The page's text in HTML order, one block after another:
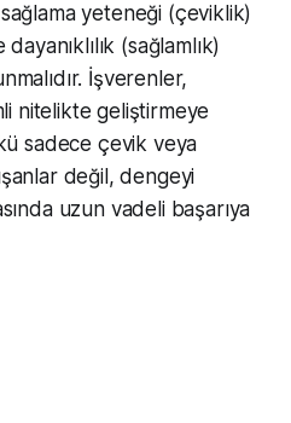
yeteneği (çeviklik)
(sağlamlık)
İşverenler,
nitelikte geliştirmeye
sadece çevik veya
değil, dengeyi
uzun vadeli başarıya